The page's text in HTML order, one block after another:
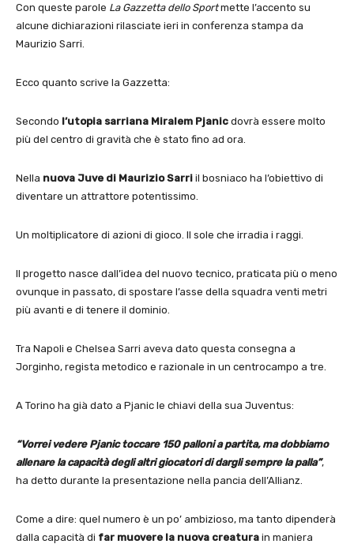
Con queste parole La Gazzetta dello Sportmette l’accento su
alcune dichiarazioni rilasciate ieri in conferenza stampa da
Maurizio Sarri.
Ecco quanto scrive la Gazzetta:
Secondo l’utopia sarriana Miralem Pjanic dovrà essere molto
più del centro di gravità che è stato fino ad ora.
Nella nuova Juve di Maurizio Sarri il bosniaco ha l’obiettivo di
diventare un attrattore potentissimo.
Un moltiplicatore di azioni di gioco. Il sole che irradia i raggi.
Il progetto nasce dall’idea del nuovo tecnico, praticata più o meno
ovunque in passato, di spostare l’asse della squadra venti metri
più avanti e di tenere il dominio.
Tra Napoli e Chelsea Sarri aveva dato questa consegna a
Jorginho, regista metodico e razionale in un centrocampo a tre.
A Torino ha già dato a Pjanic le chiavi della sua Juventus:
“Vorrei vedere Pjanic toccare 150 palloni a partita, ma dobbiamo
allenare la capacità degli altri giocatori di dargli sempre la palla”,
ha detto durante la presentazione nella pancia dell’Allianz.
Come a dire: quel numero è un po’ ambizioso, ma tanto dipenderà
dalla capacità di far muovere la nuova creatura in maniera